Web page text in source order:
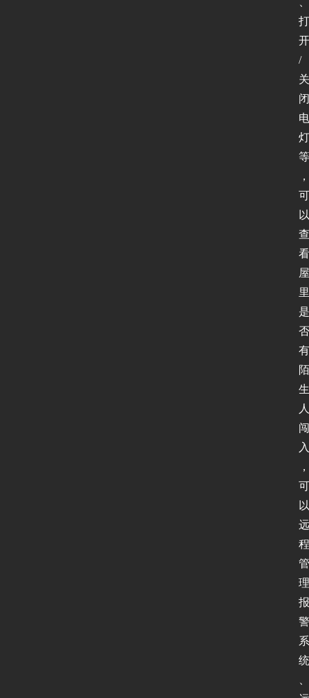
打
开
/
关
闭
电
灯
等
，
可
以
查
看
屋
里
是
否
有
陌
生
人
闯
入
，
可
以
远
程
管
理
报
警
系
统